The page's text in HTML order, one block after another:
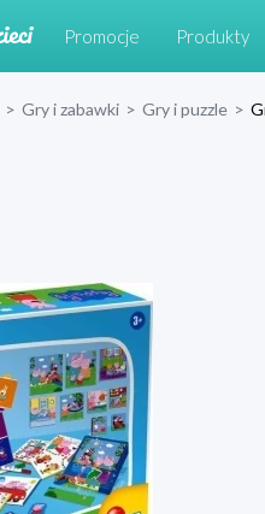
Promocje Produkty
> Gry i zabawki > Gry i puzzle >